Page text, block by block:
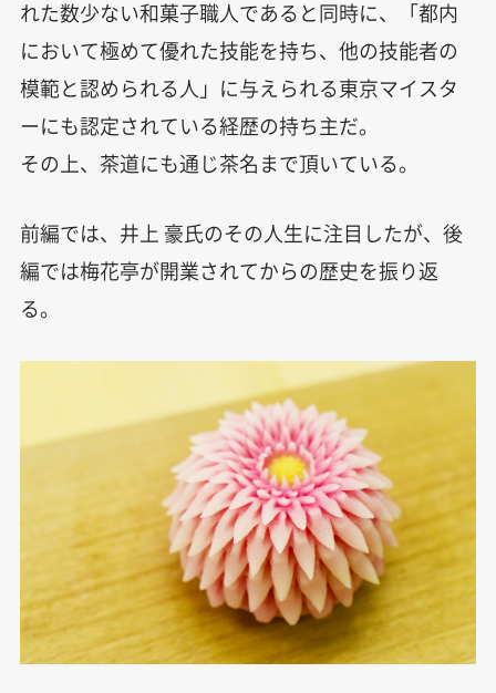
れた数少ない和菓子職人であると同時に、「都内
において極めて優れた技能を持ち、他の技能者の
模範と認められる人」に与えられる東京マイスタ
ーにも認定されている経歴の持ち主だ。
その上、茶道にも通じ茶名まで頂いている。
前編では、井上 豪氏のその人生に注目したが、後
編では梅花亭が開業されてからの歴史を振り返
る。